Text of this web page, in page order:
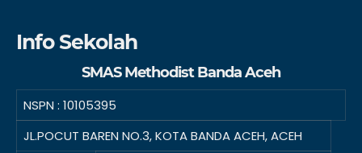
Info Sekolah
SMAS Methodist Banda Aceh
NSPN : 10105395
JL.POCUT BAREN NO.3, KOTA BANDA ACEH, ACEH